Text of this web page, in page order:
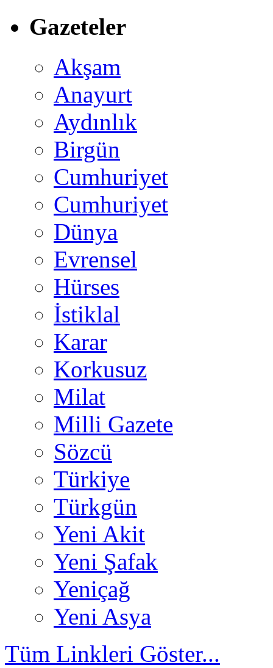
Gazeteler
Akşam
Anayurt
Aydınlık
Birgün
Cumhuriyet
Cumhuriyet
Dünya
Evrensel
Hürses
İstiklal
Karar
Korkusuz
Milat
Milli Gazete
Sözcü
Türkiye
Türkgün
Yeni Akit
Yeni Şafak
Yeniçağ
Yeni Asya
Tüm Linkleri Göster...